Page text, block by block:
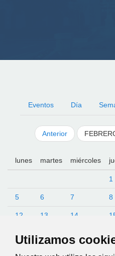
Utilizamos
Eventos Día
Anterior
lunes martes miércoles
1
5 6 7 8
12 13 14